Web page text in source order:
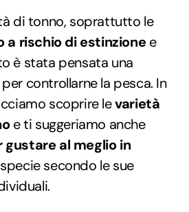
di tonno, soprattutto le
a rischio di estinzionee
è stata pensata una
controllarne la pesca. In
scoprire levarietà
e ti suggeriamo anche
gustare al meglio in
secondo le sue